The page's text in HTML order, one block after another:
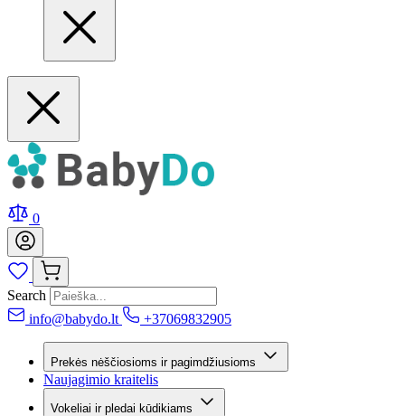
0
Search
info@babydo.lt
+37069832905
Prekės nėščiosioms ir pagimdžiusioms
Naujagimio kraitelis
Vokeliai ir pledai kūdikiams